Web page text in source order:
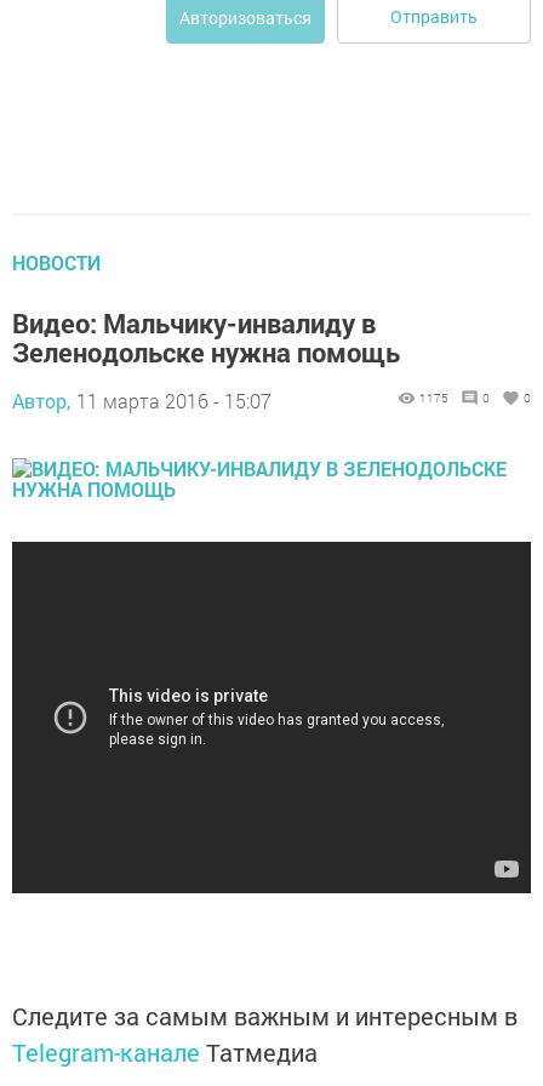
Авторизоваться Отправить
НОВОСТИ
Видео: Мальчику-инвалиду в
Зеленодольске нужна помощь
Автор, 11 марта 2016 - 15:07 1175 0 0
Следите за самым важным и интересным в
Telegram-канале Татмедиа